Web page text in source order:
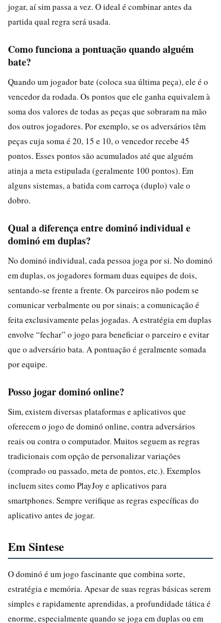
jogar, aí sim passa a vez. O ideal é combinar antes da
partida qual regra será usada.
Como funciona a pontuação quando alguém
bate?
Quando um jogador bate (coloca sua última peça), ele é o
vencedor da rodada. Os pontos que ele ganha equivalem à
soma dos valores de todas as peças que sobraram na mão
dos outros jogadores. Por exemplo, se os adversários têm
peças cuja soma é 20, 15 e 10, o vencedor recebe 45
pontos. Esses pontos são acumulados até que alguém
atinja a meta estipulada (geralmente 100 pontos). Em
alguns sistemas, a batida com carroça (duplo) vale o
dobro.
Qual a diferença entre dominó individual e
dominó em duplas?
No dominó individual, cada pessoa joga por si. No dominó
em duplas, os jogadores formam duas equipes de dois,
sentando-se frente a frente. Os parceiros não podem se
comunicar verbalmente ou por sinais; a comunicação é
feita exclusivamente pelas jogadas. A estratégia em duplas
envolve “fechar” o jogo para beneficiar o parceiro e evitar
que o adversário bata. A pontuação é geralmente somada
por equipe.
Posso jogar dominó online?
Sim, existem diversas plataformas e aplicativos que
oferecem o jogo de dominó online, contra adversários
reais ou contra o computador. Muitos seguem as regras
tradicionais com opção de personalizar variações
(comprado ou passado, meta de pontos, etc.). Exemplos
incluem sites como PlayJoy e aplicativos para
smartphones. Sempre verifique as regras específicas do
aplicativo antes de jogar.
Em Sintese
O dominó é um jogo fascinante que combina sorte,
estratégia e memória. Apesar de suas regras básicas serem
simples e rapidamente aprendidas, a profundidade tática é
enorme, especialmente quando se joga em duplas ou em